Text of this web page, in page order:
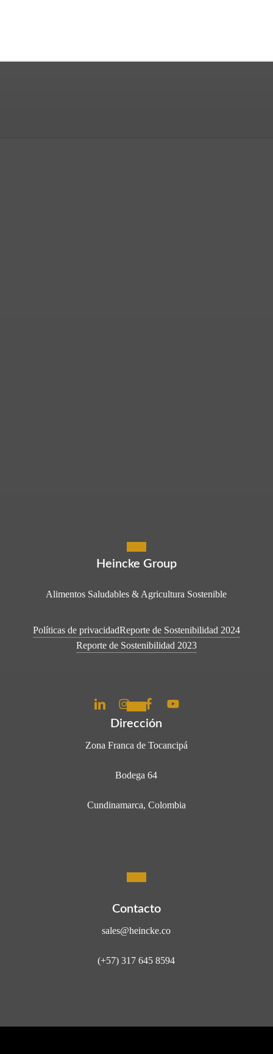
Heincke Group
Alimentos Saludables & Agricultura Sostenible
Políticas de privacidadReporte de Sostenibilidad 2024
Reporte de Sostenibilidad 2023
Dirección
Zona Franca de Tocancipá
Bodega 64
Cundinamarca, Colombia
Contacto
sales@heincke.co
(+57) 317 645 8594